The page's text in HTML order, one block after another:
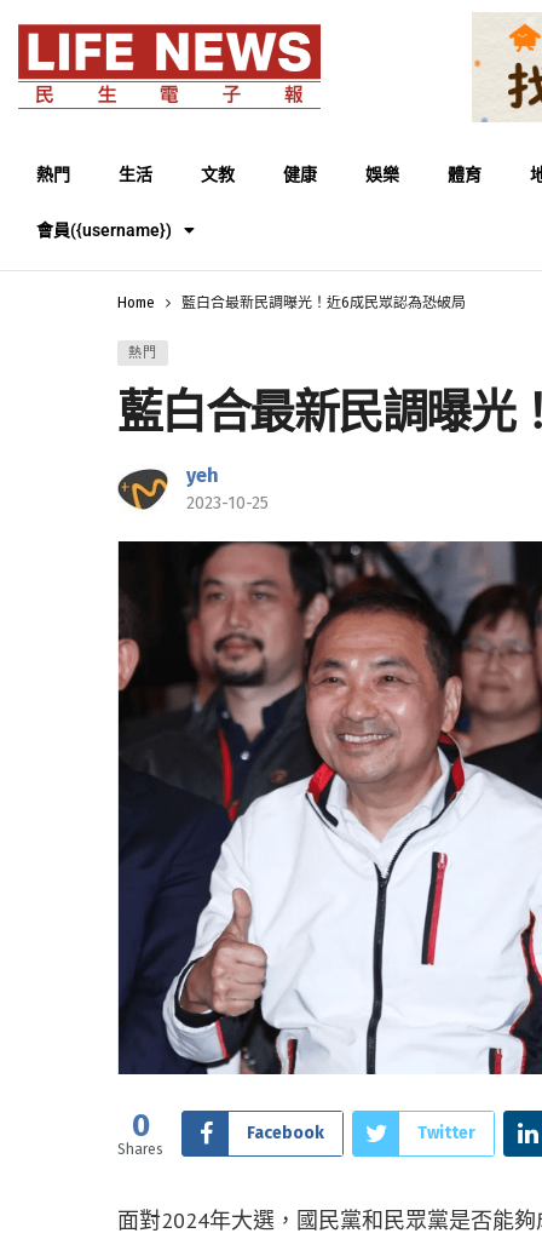
熱門 生活 文教 健康 娛樂 體育
會員({username})
Home 藍白合最新民調曝光！近6成民眾認為恐破局
熱門
藍白合最新民調曝光
yeh
2023-10-25
0
Shares
Facebook Twitter
面對2024年大選，國民黨和民眾黨是否能